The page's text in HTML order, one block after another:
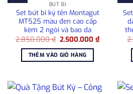
BÚT BI
Set bút bi ký tên Montagut
MT525 màu đen cao cấp
kèm 2 ngòi và bao da
2.850.000₫ Giá
là:
2.850.000 ₫.
2.500.000₫Giá
hiện
THÊM VÀO GIỎ HÀNG